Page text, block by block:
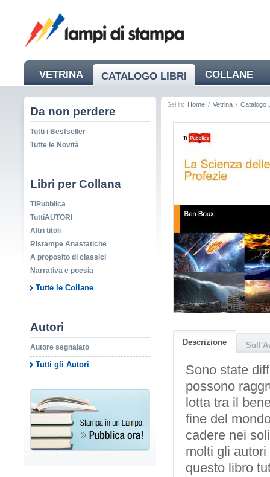
VETRINA CATALOGO LIBRI COLLANE
NEWS
Da non perdere
Tutti i Bestseller
Tutte le Novità
Libri per Collana
TiPubblica
TuttiAUTORI
Altri titoli
Ristampe Anastatiche
A proposito di classici
Narrativa e poesia
Tutte le Collane
Autori
Autore segnalato
Tutti gli Autori
Sei in: Home / Vetrina / Catalogo
Descrizione
Sono state
possono
lotta tra il
fine del
cadere nei
molti gli
questo libro